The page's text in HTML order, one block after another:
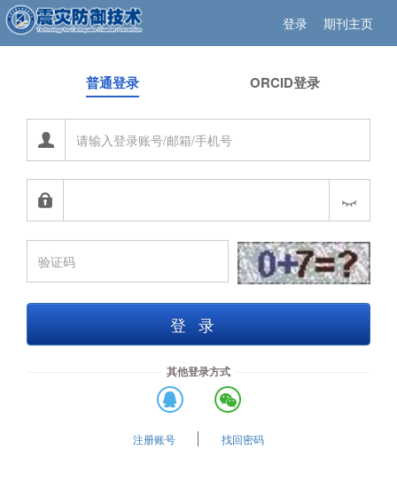
登录 期刊主页
普通登录 ORCID登录
登录
其他登录方式
注册账号 找回密码